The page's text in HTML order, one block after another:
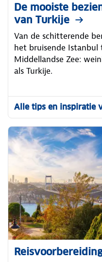
De mooiste
van Turkije
Van de schitterende
het bruisende
Middellandse Zee:
als Turkije.
Alle tips en inspiratie